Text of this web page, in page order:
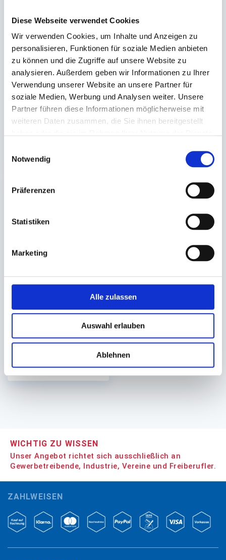
Diese Webseite verwendet Cookies
Wir verwenden Cookies, um Inhalte und Anzeigen zu
personalisieren, Funktionen für soziale Medien anbieten
zu können und die Zugriffe auf unsere Website zu
analysieren. Außerdem geben wir Informationen zu Ihrer
Verwendung unserer Website an unsere Partner für
soziale Medien, Werbung und Analysen weiter. Unsere
Partner führen diese Informationen möglicherweise mit
weiteren Daten zusammen, die Sie ihnen bereitgestellt
Notwendig
Präferenzen
Statistiken
Marketing
Alle zulassen
Auswahl erlauben
Ablehnen
Einschlag,
Geschenkpapier,
zweiseitig uni
50cm Rll. á 250 Meter rot
/ schwarz #80118
Lieferzeit ca.10-14
Folie, Blumenfolie PP
(Polypropylen)
50cm x 1000m, 20my
glasklar-transparent
Auf Lager. Sofort
In den
glasklar-transparent
In den Warenkorb
WICHTIG ZU WISSEN
Unser Angebot richtet sich ausschließlich an
Gewerbetreibende, Industrie, Vereine und Freiberufler.
ZAHLWEISEN